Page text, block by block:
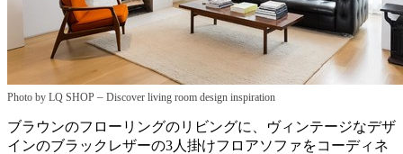
Photo by LQ SHOP – Discover living room design inspiration
ブラウンのフローリングのリビングに、ヴィンテージなデザ
インのブラックレザーの3人掛けフロアソファをコーディネ